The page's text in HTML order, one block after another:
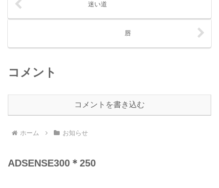
迷い道
唇
コメント
コメントを書き込む
ホーム お知らせ
ADSENSE300＊250